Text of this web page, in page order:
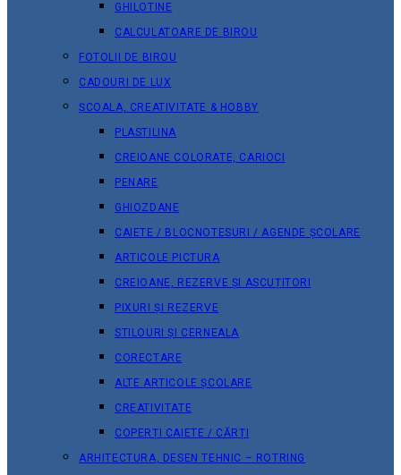
GHILOTINE
CALCULATOARE DE BIROU
FOTOLII DE BIROU
CADOURI DE LUX
ȘCOALA, CREATIVITATE & HOBBY
PLASTILINA
CREIOANE COLORATE, CARIOCI
PENARE
GHIOZDANE
CAIETE / BLOCNOTESURI / AGENDE ȘCOLARE
ARTICOLE PICTURA
CREIOANE, REZERVE ȘI ASCUȚITORI
PIXURI ȘI REZERVE
STILOURI ȘI CERNEALA
CORECTARE
ALTE ARTICOLE ȘCOLARE
CREATIVITATE
COPERȚI CAIETE / CĂRȚI
ARHITECTURA, DESEN TEHNIC – ROTRING